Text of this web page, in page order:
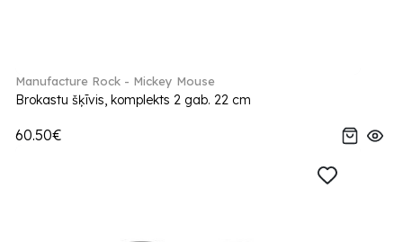
Manufacture Rock - Mickey Mouse
Brokastu šķīvis, komplekts 2 gab. 22 cm
60.50€